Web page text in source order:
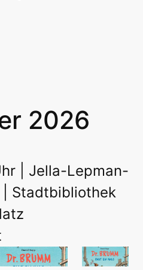
2026
| Jella-Lepman-
Stadtbibliothek